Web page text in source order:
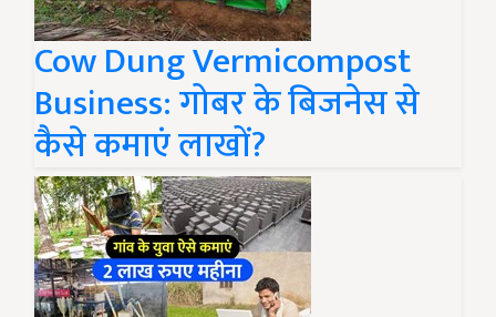
Cow Dung Vermicompost
Business: गोबर के बिजनेस से
कैसे कमाएं लाखों?